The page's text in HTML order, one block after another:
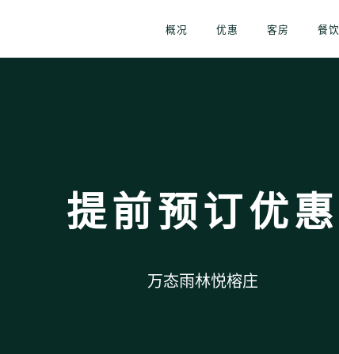
概况 优惠 客房 餐饮
提前预订优惠
万态雨林悦榕庄